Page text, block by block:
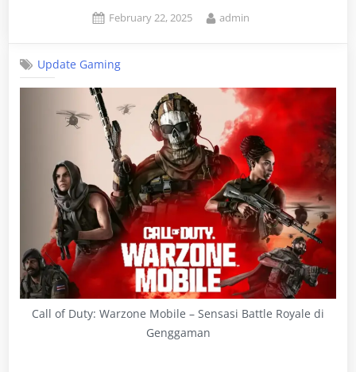
Posted
February 22, 2025 By
admin
Update Gaming
Call of Duty: Warzone Mobile – Sensasi Battle Royale di
Genggaman